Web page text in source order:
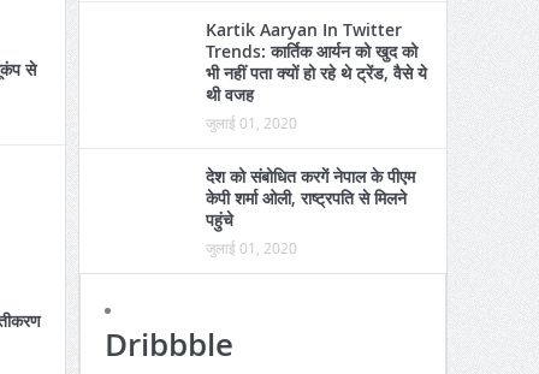
से
Kartik Aaryan In Twitter
Trends: कार्तिक आर्यन को खुद को
भी नहीं पता क्यों हो रहे थे ट्रेंड, वैसे ये
थी वजह
जुलाई 01, 2020
देश को संबोधित करगें नेपाल के पीएम
केपी शर्मा ओली, राष्ट्रपति से मिलने
पहुंचे
जुलाई 01, 2020
Dribbble